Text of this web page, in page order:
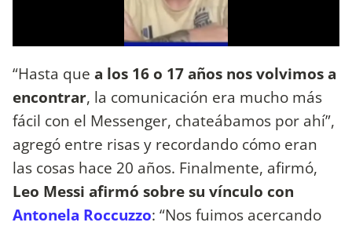
“Hasta que a los 16 o 17 años nos volvimos a
encontrar, la comunicación era mucho más
fácil con el Messenger, chateábamos por ahí”,
agregó entre risas y recordando cómo eran
las cosas hace 20 años. Finalmente, afirmó,
Leo Messi afirmó sobre su vínculo con
Antonela Roccuzzo: “Nos fuimos acercando